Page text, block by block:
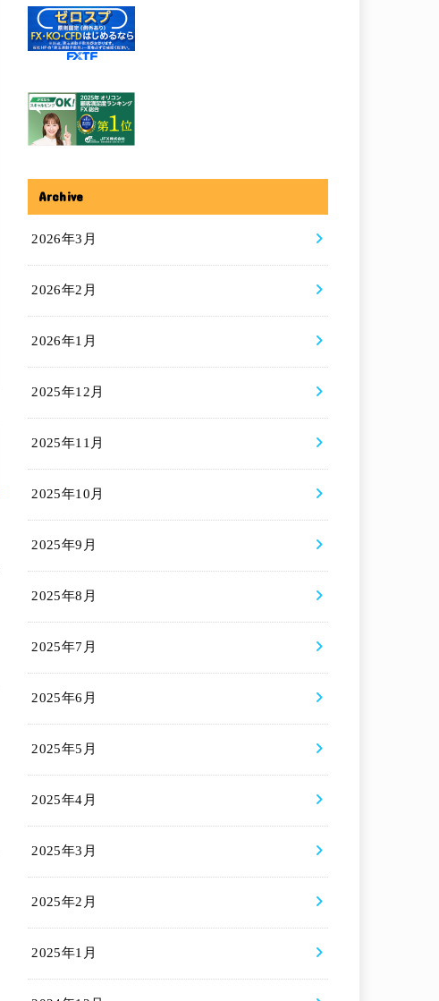
Archive
2026年3月
2026年2月
2026年1月
2025年12月
2025年11月
2025年10月
2025年9月
2025年8月
2025年7月
2025年6月
2025年5月
2025年4月
2025年3月
2025年2月
2025年1月